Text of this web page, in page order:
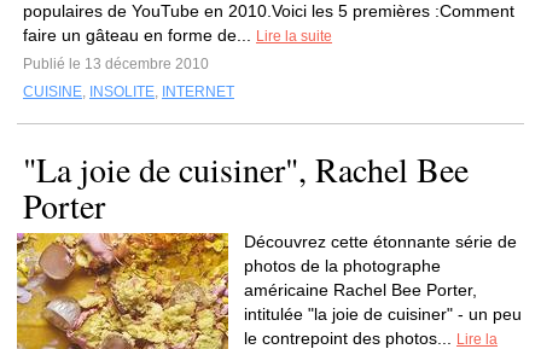
populaires de YouTube en 2010.Voici les 5 premières :Comment
faire un gâteau en forme de...
Lire la suite
Publié le 13 décembre 2010
CUISINE, INSOLITE, INTERNET
"La joie de cuisiner", Rachel Bee
Porter
Découvrez cette étonnante série de
photos de la photographe
américaine Rachel Bee Porter,
intitulée "la joie de cuisiner" - un peu
le contrepoint des photos...
Lire la